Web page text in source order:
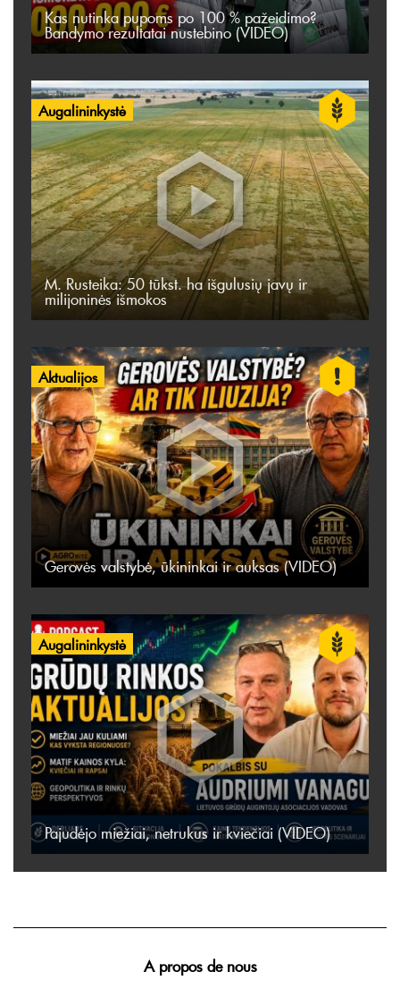
Kas nutinka pupoms po 100 % pažeidimo?
Bandymo rezultatai nustebino (VIDEO)
Augalininkystė
M. Rusteika: 50 tūkst. ha išgulusių javų ir
milijoninės išmokos
Aktualijos
Gerovės valstybė, ūkininkai ir auksas (VIDEO)
Augalininkystė
Pajudėjo miežiai, netrukus ir kviečiai (VIDEO)
A propos de nous